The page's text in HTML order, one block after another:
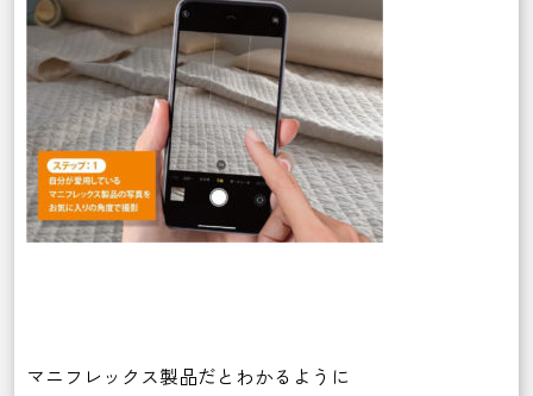
マニフレックス製品だとわかるように